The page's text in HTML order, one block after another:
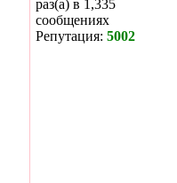
раз(а) в 1,335
сообщениях
Репутация: 5002